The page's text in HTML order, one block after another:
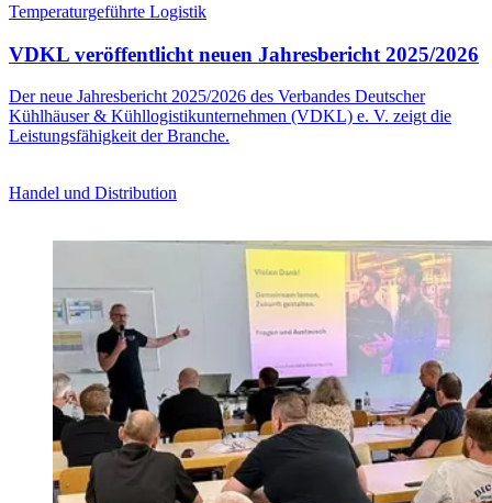
Temperaturgeführte Logistik
VDKL veröffentlicht neuen Jahresbericht 2025/2026
Der neue Jahresbericht 2025/2026 des Verbandes Deutscher
Kühlhäuser & Kühllogistikunternehmen (VDKL) e. V. zeigt die
Leistungsfähigkeit der Branche.
Handel und Distribution